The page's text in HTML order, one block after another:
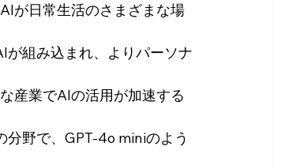
が日常生活のさまざまな場
組み込まれ、よりパーソナ
産業でAIの活用が加速する
野で、GPT-4o miniのよう